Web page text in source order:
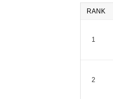
RANK
1
2